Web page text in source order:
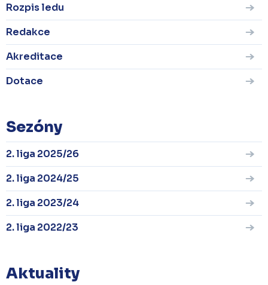
Rozpis ledu
Redakce
Akreditace
Dotace
Sezóny
2. liga 2025/26
2. liga 2024/25
2. liga 2023/24
2. liga 2022/23
Aktuality